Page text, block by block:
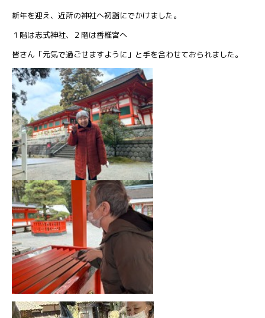
新年を迎え、近所の神社へ初詣にでかけました。
１階は志式神社、２階は香椎宮へ
皆さん「元気で過ごせますように」と手を合わせておられました。